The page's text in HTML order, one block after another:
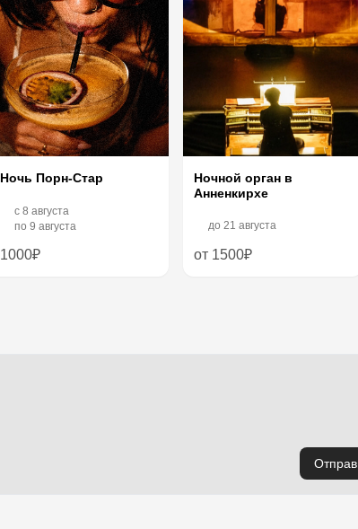
Ночь Порн-Стар
c 8 августа
по 9 августа
1000₽
Ночной орган в
Анненкирхе
до 21 августа
от 1500₽